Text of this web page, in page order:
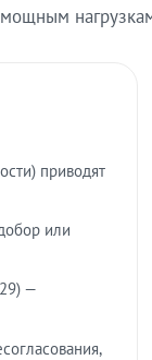
приводят
или
—